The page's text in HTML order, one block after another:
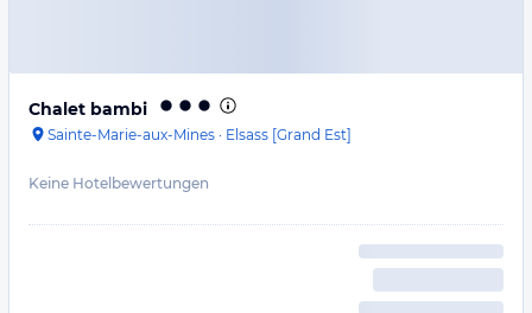
Chalet bambi
Sainte-Marie-aux-Mines · Elsass [Grand Est]
Keine Hotelbewertungen